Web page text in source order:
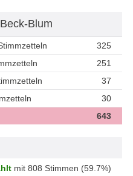
Blum
325
251
37
30
643
mit 808 Stimmen (59.7%)